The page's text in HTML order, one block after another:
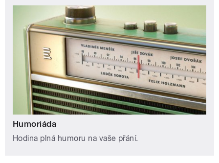
Humoriáda
Hodina plná humoru na vaše přání.